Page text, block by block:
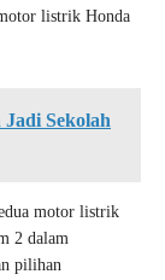
listrik Honda
Sekolah
motor listrik
2 dalam
pilihan